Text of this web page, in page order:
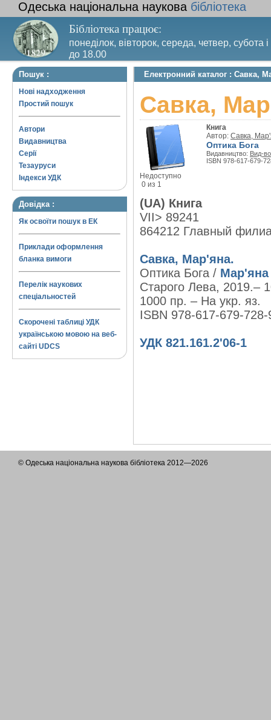
Одеська національна наукова бібліотека
Бібліотека працює:
понеділок, вівторок, середа, четвер, субота
до 18.00
Вихідний день – п’ятниця. Останній четвер
Пошук :
Нові надходження
Простий пошук
Автори
Видавництва
Серії
Тезауруси
Індекси УДК
Довідка :
Як освоїти пошук в ЕК
Приклади оформлення
бланка вимоги
Перелік наукових
спеціальностей
Скорочені таблиці УДК
українською мовою на веб-
сайті UDCS
Електронний каталог : Савка,
Савка,
Недоступно
0 из 1
Книга
Автор: Савка,
Оптика Бога
Видавництво: Вид-
ISBN 978-617-679-
(UA) Книга
VII> 89241
864212 Главный
Савка, Мар'яна.
Оптика Бога / Мар'яна
Старого Лева, 2019.–
1000 пр. – На укр. яз.
ISBN 978-617-679-728-
УДК 821.161.2'06-1
© Одеська національна наукова бібліотека 2012—2026